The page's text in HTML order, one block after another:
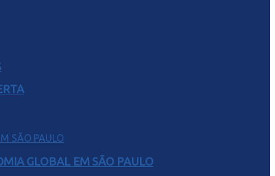
GLOBAL EM SÃO PAULO